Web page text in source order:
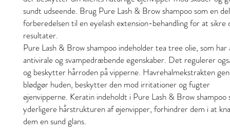
sundt udseende. Brug Pure Lash & Brow shampoo som en
forberedelsen til en eyelash extension-behandling for at sikre
resultater.
Pure Lash & Brow shampoo indeholder tea tree olie, som
antivirale og svampedræbende egenskaber. Det regulerer
og beskytter hårroden på vipperne. Havrehalmekstrakten
blødgør huden, beskytter den mod irritationer og fugter
øjenvipperne. Keratin indeholdt i Pure Lash & Brow
yderligere hårstrukturen af ​​øjenvipper, forhindrer dem i at
dem en sund glans.